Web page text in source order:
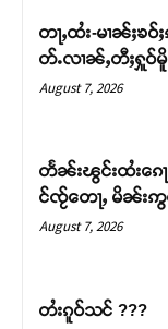
တႃႇထႆး-မၢၼ်ႈၶ
တ်ႉလၢၼ်ႇတီႈႁူဝ်မိူ
August 7, 2026
တႅၼ်းၽွင်းထႆးၵေ
င်ၸႂ်တေႃႇ မိၼ်းဢွ
August 7, 2026
တႆးၵူဝ်သင် ???